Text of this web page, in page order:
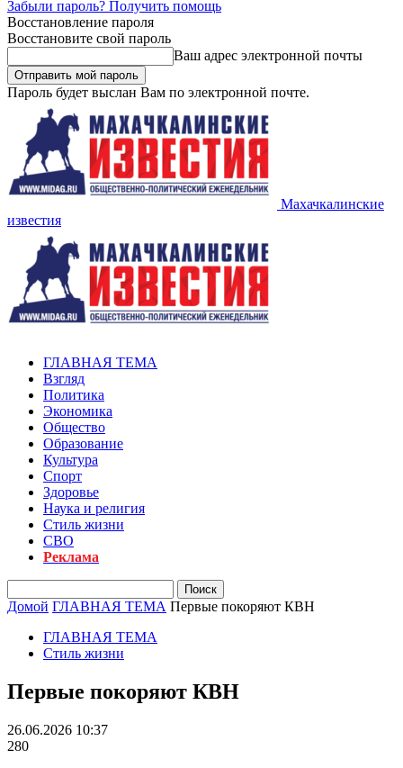
Забыли пароль? Получить помощь
Восстановление пароля
Восстановите свой пароль
Ваш адрес электронной почты
Пароль будет выслан Вам по электронной почте.
Махачкалинские
известия
ГЛАВНАЯ ТЕМА
Взгляд
Политика
Экономика
Общество
Образование
Культура
Спорт
Здоровье
Наука и религия
Стиль жизни
СВО
Реклама
Домой ГЛАВНАЯ ТЕМА Первые покоряют КВН
ГЛАВНАЯ ТЕМА
Стиль жизни
Первые покоряют КВН
26.06.2026 10:37
280